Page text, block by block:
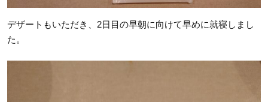
デザートもいただき、2日目の早朝に向けて早めに就寝しまし
た。